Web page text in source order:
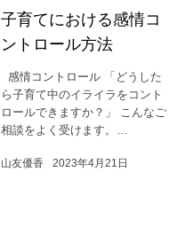
子育てにおける感情コ
ントロール方法
感情コントロール 「どうした
ら子育て中のイライラをコント
ロールできますか？」 こんなご
相談をよく受けます。…
山友優香 2023年4月21日